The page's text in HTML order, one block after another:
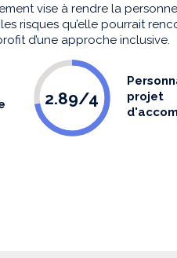
vise à rendre la
risques qu’elle pourrait
d’une approche inclusive.
2.89/4
projet